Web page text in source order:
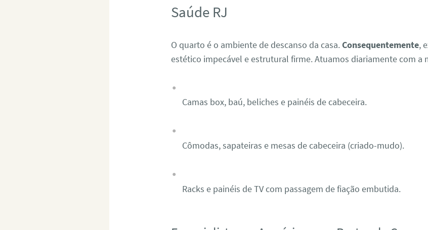
Saúde RJ
O quarto é o ambiente de descanso da casa.Consequentemente,
estético impecável e estrutural firme. Atuamos diariamente com a
Camas box, baú, beliches e painéis de cabeceira.
Cômodas, sapateiras e mesas de cabeceira (criado-mudo).
Racks e painéis de TV com passagem de fiação embutida.